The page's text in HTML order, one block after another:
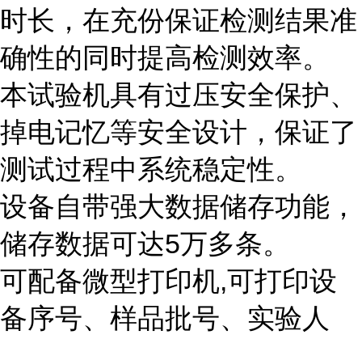
时长，在充份保证检测结果准
确性的同时提高检测效率。
本试验机具有过压安全保护、
掉电记忆等安全设计，保证了
测试过程中系统稳定性。
设备自带强大数据储存功能，
储存数据可达5万多条。
可配备微型打印机,可打印设
备序号、样品批号、实验人